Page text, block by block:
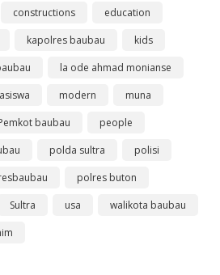
constructions
education
kapolres baubau
kids
la ode ahmad monianse
modern
muna
baubau
people
polda sultra
polisi
polres buton
Sultra usa
walikota baubau